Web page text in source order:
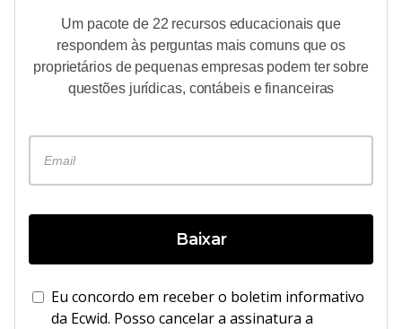
Um pacote de 22 recursos educacionais que
respondem às perguntas mais comuns que os
proprietários de pequenas empresas podem ter sobre
questões jurídicas, contábeis e financeiras
Baixar
Eu concordo em receber o boletim informativo
da Ecwid. Posso cancelar a assinatura a